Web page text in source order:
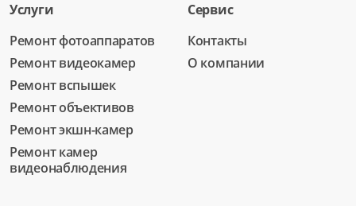
Услуги
Ремонт фотоаппаратов
Ремонт видеокамер
Ремонт вспышек
Ремонт объективов
Ремонт экшн-камер
Ремонт камер
видеонаблюдения
Сервис
Контакты
О компании